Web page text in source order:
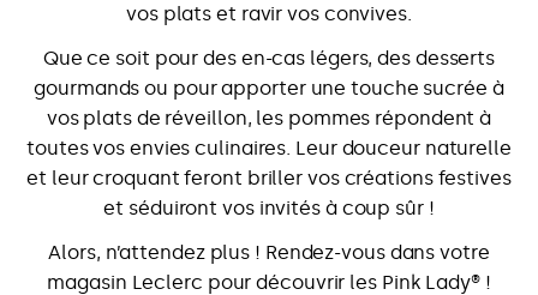
vos plats et ravir vos convives.
Que ce soit pour des en-cas légers, des desserts
gourmands ou pour apporter une touche sucrée à
vos plats de réveillon, les pommes répondent à
toutes vos envies culinaires. Leur douceur naturelle
et leur croquant feront briller vos créations festives
et séduiront vos invités à coup sûr !
Alors, n’attendez plus ! Rendez-vous dans votre
magasin Leclerc pour découvrir les Pink Lady® !